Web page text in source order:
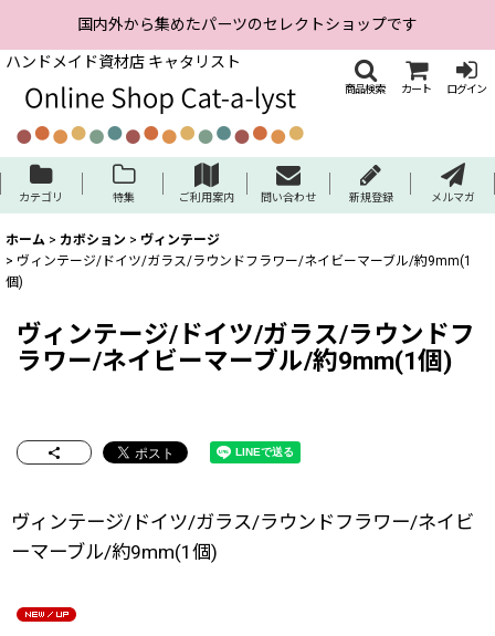
国内外から集めたパーツのセレクトショップです
ハンドメイド資材店 キャタリスト
商品検索 カート ログイン
カテゴリ 特集 ご利用案内 問い合わせ 新規登録 メルマガ
ホーム > カボション > ヴィンテージ
> ヴィンテージ/ドイツ/ガラス/ラウンドフラワー/ネイビーマーブル/約9mm(1
個)
ヴィンテージ/ドイツ/ガラス/ラウンドフ
ラワー/ネイビーマーブル/約9mm(1個)
ヴィンテージ/ドイツ/ガラス/ラウンドフラワー/ネイビ
ーマーブル/約9mm(1個)